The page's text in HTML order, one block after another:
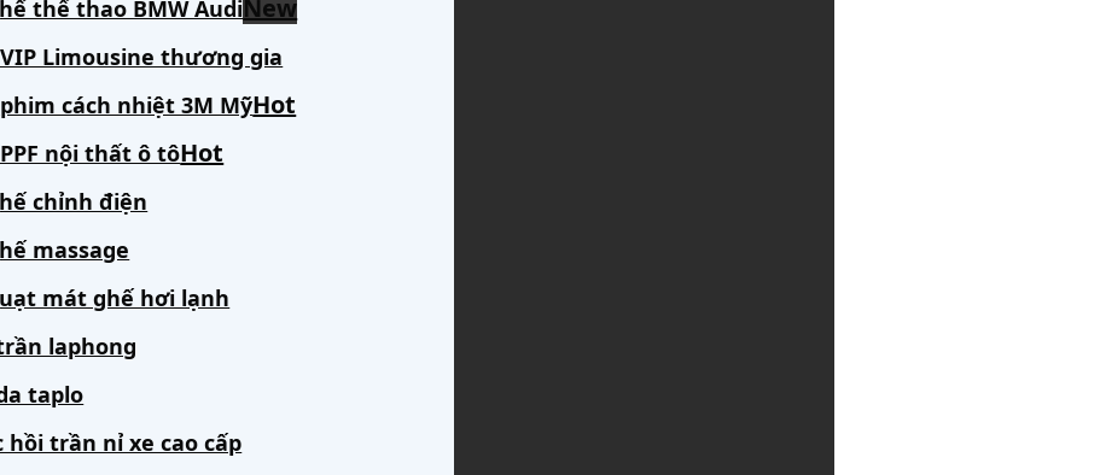
thể thao BMW Audi
Limousine thương gia
cách nhiệt 3M Mỹ
nội thất ô tô
chỉnh điện
massage
mát ghế hơi lạnh
laphong
taplo
hồi trần nỉ xe cao cấp